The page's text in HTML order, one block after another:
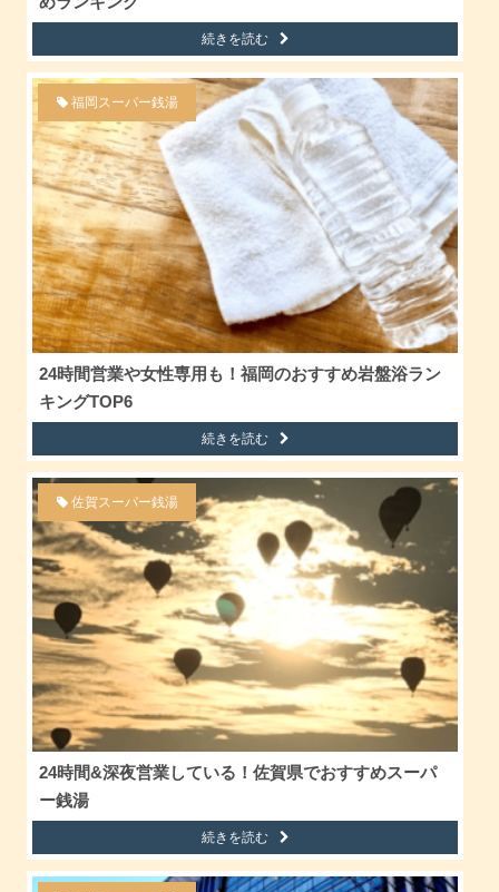
続きを読む
福岡スーパー銭湯
24時間営業や女性専用も！福岡のおすすめ岩盤浴ラン
キングTOP6
続きを読む
佐賀スーパー銭湯
24時間&深夜営業している！佐賀県でおすすめスーパ
ー銭湯
続きを読む